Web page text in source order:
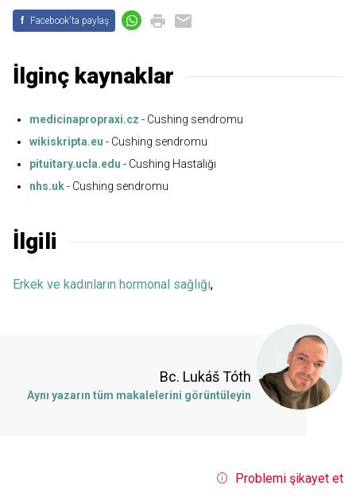
f Facebook'ta paylaş
İlginç kaynaklar
medicinapropraxi.cz - Cushing sendromu
wikiskripta.eu - Cushing sendromu
pituitary.ucla.edu - Cushing Hastalığı
nhs.uk- Cushing sendromu
İlgili
Erkek ve kadınların hormonal sağlığı,
Bc. Lukáš Tóth
Aynı yazarın tüm makalelerini görüntüleyin
Problemi şikayet et